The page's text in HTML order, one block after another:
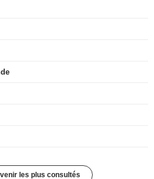
les plus consultés